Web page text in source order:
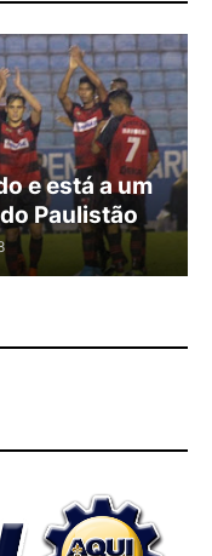
e está a um
Paulistão